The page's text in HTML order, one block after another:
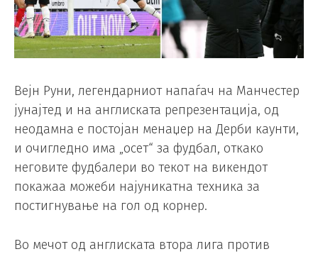
Вејн Руни, легендарниот напаѓач на Манчестер
јунајтед и на англиската репрезентација, од
неодамна е постојан менаџер на Дерби каунти,
и очигледно има „осет“ за фудбал, откако
неговите фудбалери во текот на викендот
покажаа можеби најуникатна техника за
постигнување на гол од корнер.
Во мечот од англиската втора лига против